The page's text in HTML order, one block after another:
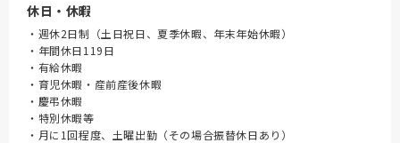
休日・休暇
・週休2日制（土日祝日、夏季休暇、年末年始休暇）
・年間休日119日
・有給休暇
・育児休暇・産前産後休暇
・慶弔休暇
・特別休暇等
・月に1回程度、土曜出勤（その場合振替休日あり）